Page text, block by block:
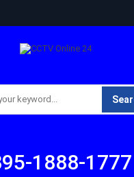
1888-1777